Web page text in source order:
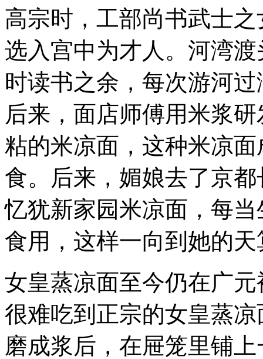
高宗时，工部尚书武士
选入宫中为才人。河湾
时读书之余，每次游河
后来，面店师傅用米浆
粘的米凉面，这种米凉
食。后来，媚娘去了京
忆犹新家园米凉面，每
食用，这样一向到她的天
女皇蒸凉面至今仍在广
很难吃到正宗的女皇蒸
磨成浆后，在屉笼里铺